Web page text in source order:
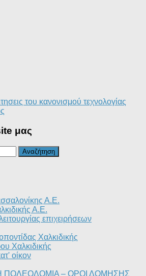
του κανονισμού τεχνολογίας
μας
Α.Ε.
Α.Ε.
επιχειρήσεων
Χαλκιδικής
Χαλκιδικής
οίκον
ΠΟΛΕΟΔΟΜΙΑ – ΟΡΟΙ ΔΟΜΗΣΗΣ